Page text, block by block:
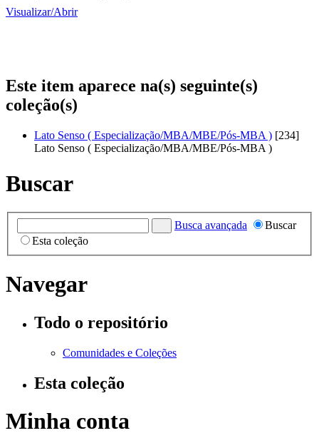
Visualizar/Abrir
Este item aparece na(s) seguinte(s)
coleção(s)
Lato Senso ( Especialização/MBA/MBE/Pós-MBA ) [234]
Lato Senso ( Especialização/MBA/MBE/Pós-MBA )
Buscar
Busca avançada
Buscar
Esta coleção
Navegar
Todo o repositório
Comunidades e Coleções
Esta coleção
Minha conta